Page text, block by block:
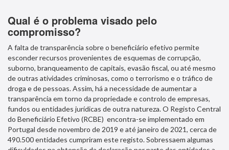
Qual é o problema visado pelo
compromisso?
A falta de transparência sobre o beneficiário efetivo permite
esconder recursos provenientes de esquemas de corrupção,
suborno, branqueamento de capitais, evasão fiscal, ou até mesmo
de outras atividades criminosas, como o terrorismo e o tráfico de
droga e de pessoas. Assim, há a necessidade de aumentar a
transparência em torno da propriedade e controlo de empresas,
fundos ou entidades jurídicas de outra natureza. O Registo Central
do Beneficiário Efetivo (RCBE) encontra-se implementado em
Portugal desde novembro de 2019 e até janeiro de 2021, cerca de
490.500 entidades cumpriram este registo. Sobressaem algumas